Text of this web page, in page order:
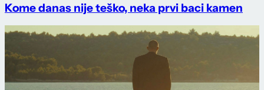
Kome danas nije teško, neka prvi baci kamen